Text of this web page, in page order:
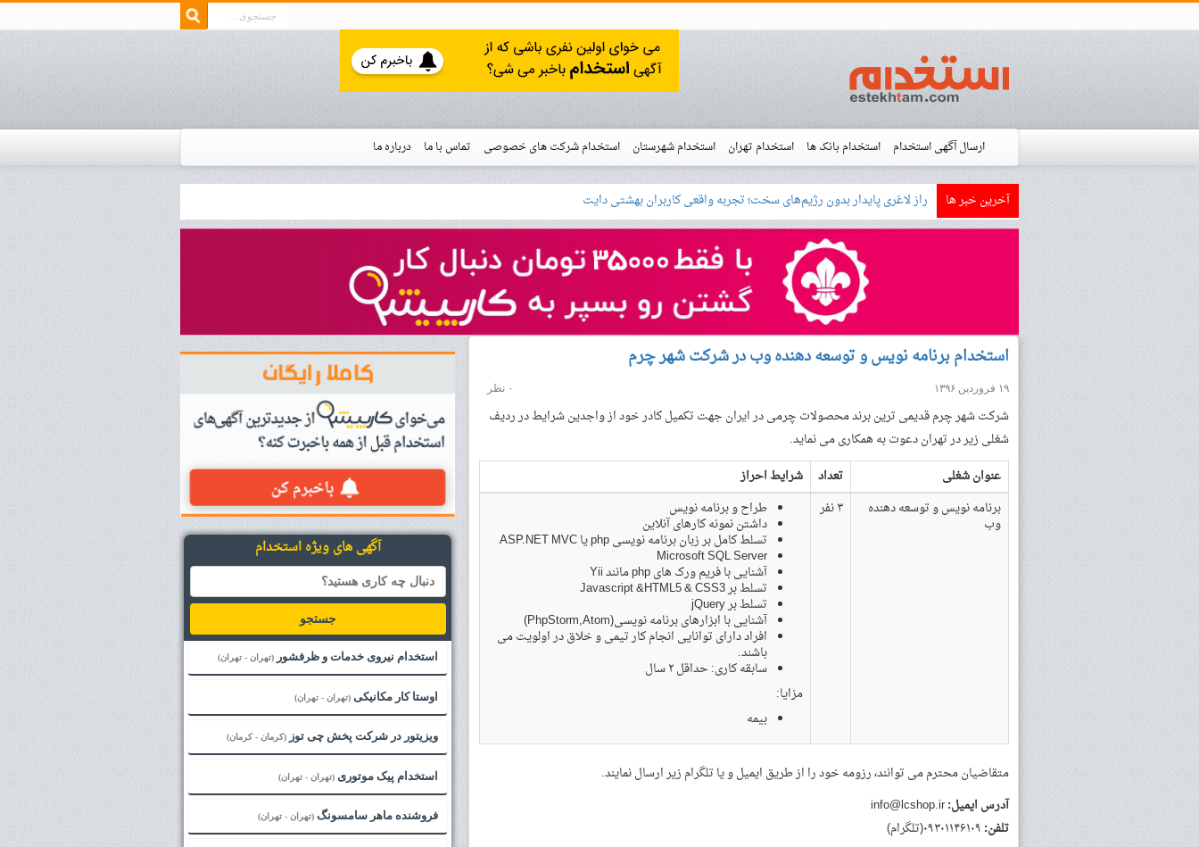
ارسال آگهی استخدام استخدام بانک ها استخدام تهران استخدام شهرستان استخدام شرکت های خصوصی تماس با ما
درباره ما
نوار زمان استخدام
استخدام شده ها
آموزش فروشگاه استخدام
آخرین خبر ها بازار کار زبان آلمانی چگونه
استخدام برنامه نویس و توسعه دهنده وب در شرکت شهر چرم
۱۹ فروردین ۱۳۹۶ ۰ نظر
شرکت شهر چرم قدیمی ترین برند محصولات چرمی در ایران جهت تکمیل کادر خود از واجدین شرایط در ردیف
شغلی زیر در تهران دعوت به همکاری می نماید.
عنوان شغلی
تعداد
شرایط احراز
برنامه نویس و توسعه دهنده
وب
۳ نفر طراح و برنامه نویس
داشتن نمونه کارهای آنلاین
تسلط کامل بر زبان برنامه نویسی php یا ASP.NET MVC
Microsoft SQL Server
آشنایی با فریم ورک های php مانند Yii
تسلط بر Javascript &HTML5 & CSS3
تسلط بر jQuery
آشنایی با ابزارهای برنامه نویسی(PhpStorm,Atom)
افراد دارای توانایی انجام کار تیمی و خلاق در اولویت می
باشند.
سابقه کاری: حداقل ۲ سال
مزایا:
بیمه
متقاضیان محترم می توانند، رزومه خود را از طریق ایمیل و یا تلگرام زیر ارسال نمایند.
آدرس ایمیل:info@lcshop.ir
تلفن: ۰۹۳۰۱۱۴۶۱۰۹(تلگرام)
آگهی های ویژه استخدام
جستجو
استخدام نیروی خدمات و ظرفشور (تهران - تهران)
اوستا کار مکانیکی (تهران - تهران)
ویزیتور در شرکت پخش چی توز (کرمان - کرمان)
استخدام پیک موتوری (تهران - تهران)
فروشنده ماهر سامسونگ (تهران - تهران)